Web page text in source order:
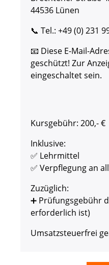
44536 Lünen
📞 Tel.: +49 (0) 231
📧 Diese E-Mail-
geschützt! Zur
eingeschaltet sein.
Kursgebühr: 200,- €
Inklusive:
✅ Lehrmittel
✅ Verpflegung an
Zuzüglich:
➕ Prüfungsgebühr
erforderlich ist)
Umsatzsteuerfrei